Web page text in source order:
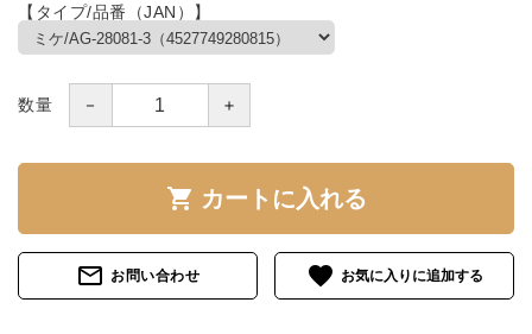
【タイプ/品番（JAN）】
数量 － ＋
shopping_cart カートに入れる
mail_outline お問い合わせ favorite